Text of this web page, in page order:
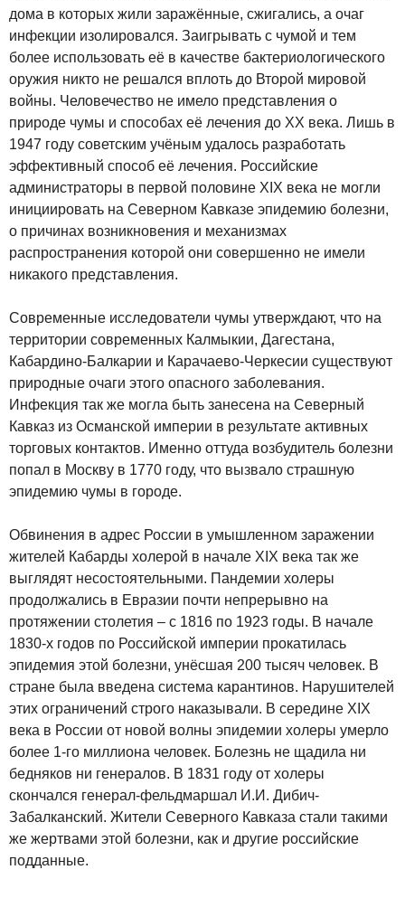
дома в которых жили заражённые, сжигались, а очаг
инфекции изолировался. Заигрывать с чумой и тем
более использовать её в качестве бактериологического
оружия никто не решался вплоть до Второй мировой
войны. Человечество не имело представления о
природе чумы и способах её лечения до XX века. Лишь в
1947 году советским учёным удалось разработать
эффективный способ её лечения. Российские
администраторы в первой половине XIX века не могли
инициировать на Северном Кавказе эпидемию болезни,
о причинах возникновения и механизмах
распространения которой они совершенно не имели
никакого представления.
Современные исследователи чумы утверждают, что на
территории современных Калмыкии, Дагестана,
Кабардино-Балкарии и Карачаево-Черкесии существуют
природные очаги этого опасного заболевания.
Инфекция так же могла быть занесена на Северный
Кавказ из Османской империи в результате активных
торговых контактов. Именно оттуда возбудитель болезни
попал в Москву в 1770 году, что вызвало страшную
эпидемию чумы в городе.
Обвинения в адрес России в умышленном заражении
жителей Кабарды холерой в начале XIX века так же
выглядят несостоятельными. Пандемии холеры
продолжались в Евразии почти непрерывно на
протяжении столетия – с 1816 по 1923 годы. В начале
1830-х годов по Российской империи прокатилась
эпидемия этой болезни, унёсшая 200 тысяч человек. В
стране была введена система карантинов. Нарушителей
этих ограничений строго наказывали. В середине XIX
века в России от новой волны эпидемии холеры умерло
более 1-го миллиона человек. Болезнь не щадила ни
бедняков ни генералов. В 1831 году от холеры
скончался генерал-фельдмаршал И.И. Дибич-
Забалканский. Жители Северного Кавказа стали такими
же жертвами этой болезни, как и другие российские
подданные.